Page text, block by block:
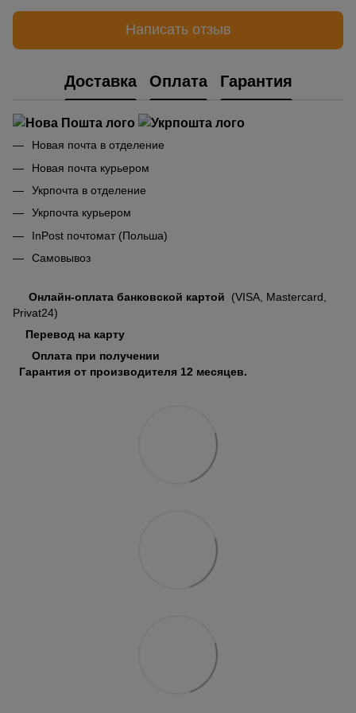
Написать отзыв
Доставка Оплата Гарантия
Новая почта в отделение
Новая почта курьером
Укрпочта в отделение
Укрпочта курьером
InPost почтомат (Польша)
Самовывоз
Онлайн-оплата банковской картой
(VISA, Mastercard,
Privat24)
Перевод на карту
Оплата при получении
Гарантия от производителя 12 месяцев.